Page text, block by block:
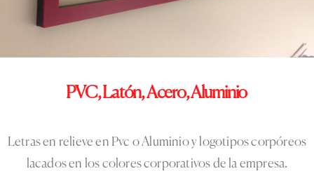
PVC,Latón,Acero,Aluminio
Letras en relieve en Pvc o Aluminio y logotipos corpóreos
lacados en los colores corporativos de la empresa.